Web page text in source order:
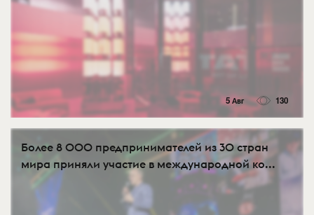
5 Авг 130
Более 8 000 предпринимателей из 30 стран
мира приняли участие в международной ко...